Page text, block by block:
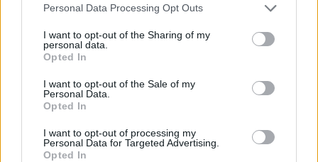
Personal Data Processing Opt Outs
I want to opt-out of the Sharing of my
personal data.
Opted In
I want to opt-out of the Sale of my
Personal Data.
Opted In
I want to opt-out of processing my
Personal Data for Targeted Advertising.
Opted In